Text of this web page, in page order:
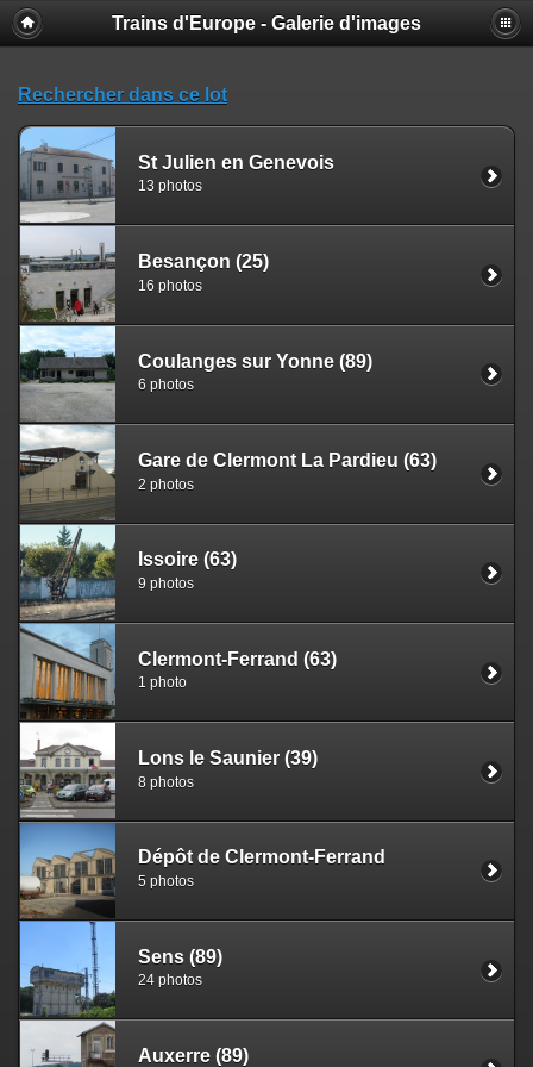
Trains d'Europe - Galerie d'images
Rechercher dans ce lot
St Julien en Genevois
13 photos
Besançon (25)
16 photos
Coulanges sur Yonne (89)
6 photos
Gare de Clermont La Pardieu (63)
2 photos
Issoire (63)
9 photos
Clermont-Ferrand (63)
1 photo
Lons le Saunier (39)
8 photos
Dépôt de Clermont-Ferrand
5 photos
Sens (89)
24 photos
Auxerre (89)